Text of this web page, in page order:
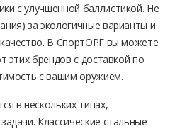
с улучшенной баллистикой. Не
за экологичные варианты и
В СпортОРГ вы можете
этих брендов с доставкой по
с вашим оружием.
в нескольких типах,
Классические стальные